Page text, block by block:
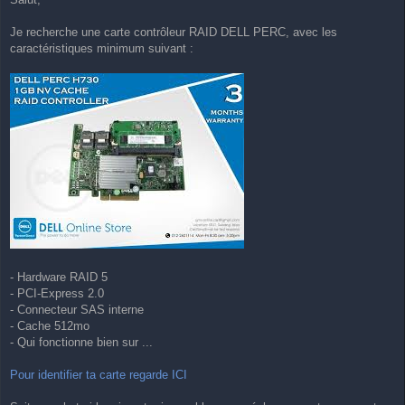
s
a
g
Je recherche une carte contrôleur RAID DELL PERC, avec les
caractéristiques minimum suivant :
- Hardware RAID 5
- PCI-Express 2.0
- Connecteur SAS interne
- Cache 512mo
- Qui fonctionne bien sur ...
Pour identifier ta carte regarde ICI